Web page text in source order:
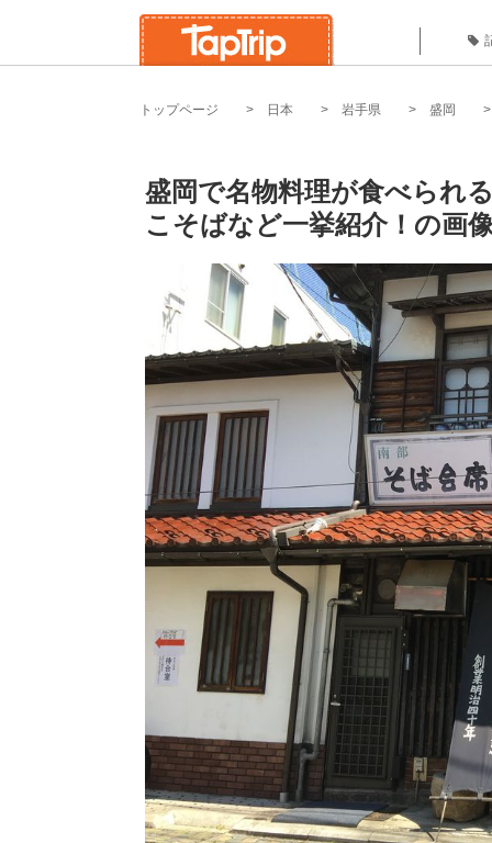
トップページ 日本 岩手県 盛岡
盛岡で名物料理が食べられ
こそばなど一挙紹介！の画